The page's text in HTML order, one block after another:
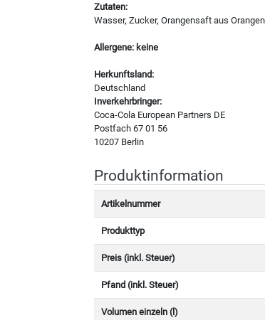
Zutaten:
Wasser, Zucker, Orangensaft aus
Allergene: keine
Herkunftsland:
Deutschland
Inverkehrbringer:
Coca-Cola European Partners DE
Postfach 67 01 56
10207 Berlin
Produktinformation
Artikelnummer
Produkttyp
Preis (inkl. Steuer)
Pfand (inkl. Steuer)
Volumen einzeln (l)